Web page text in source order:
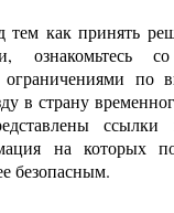
как принять
ознакомьтесь
по
в страну
ссылки
на которых
безопасным.